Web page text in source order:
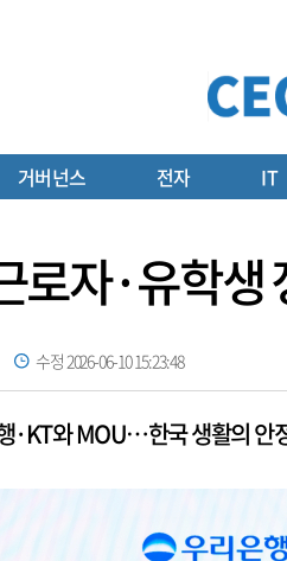
거버넌스 전자 IT
로자·유학
수정 2026-06-10 15:23:48
·KT와 MOU…한국 생활의 안